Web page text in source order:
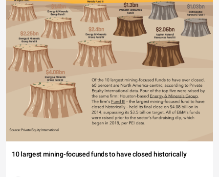
10 largest mining-focused funds to have closed historically